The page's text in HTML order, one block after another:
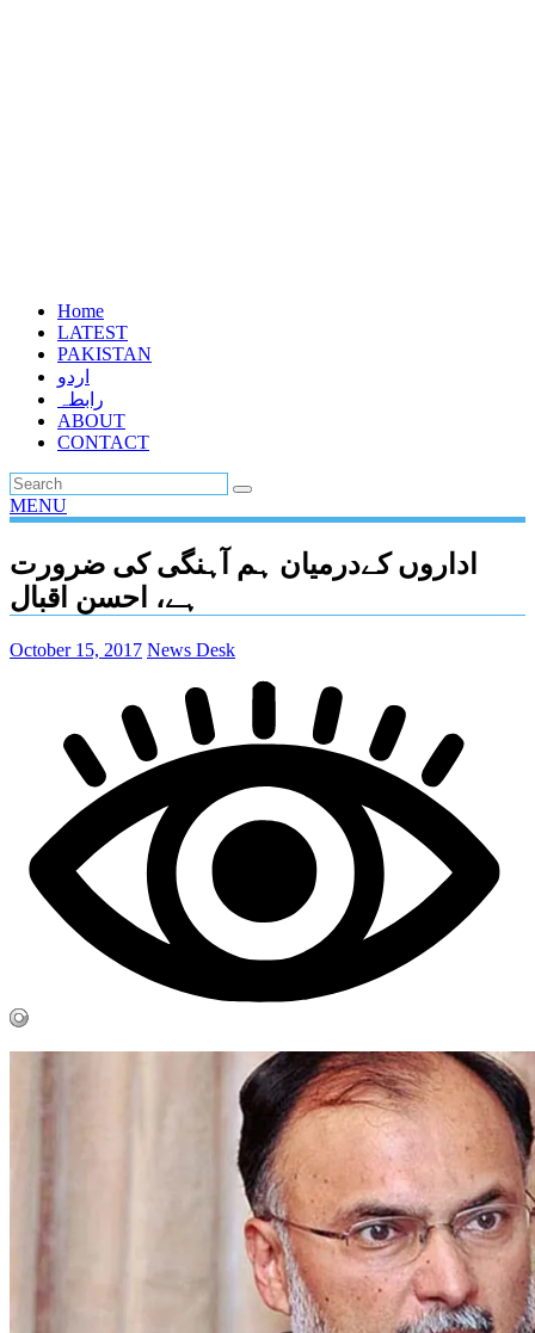
Home
LATEST
PAKISTAN
اردو
رابطہ
ABOUT
CONTACT
MENU
اداروں کےدرمیان ہم آہنگی کی ضرورت
ہے، احسن اقبال
October 15, 2017 News Desk